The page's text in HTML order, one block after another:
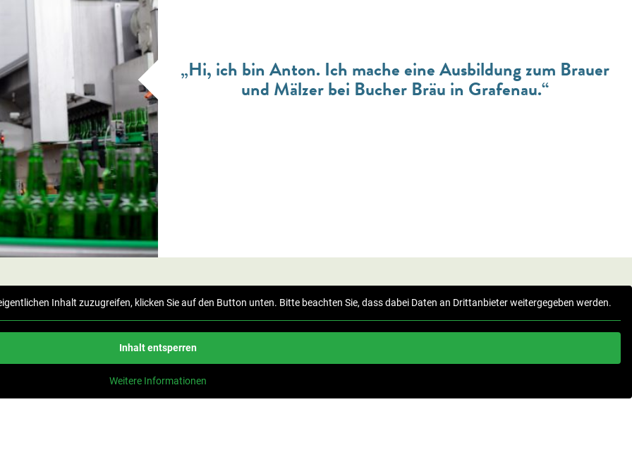
„Hi, ich bin Anton. Ich mache eine Ausbildung zum Brauer
und Mälzer bei Bucher Bräu in Grafenau.“
Inhalt zuzugreifen, klicken Sie auf den Button unten. Bitte beachten Sie, dass dabei Daten an Drittanbieter weitergegeben werden.
Inhalt entsperren
Weitere Informationen